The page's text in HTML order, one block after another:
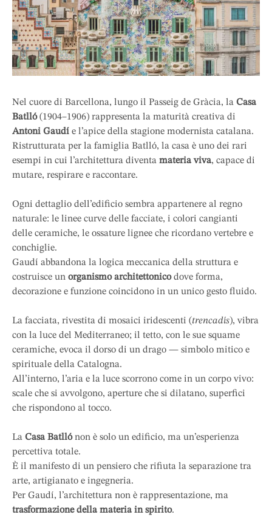
Nel cuore di Barcellona, lungo il Passeig de Gràcia, la Casa
Batlló(1904–1906) rappresenta la maturità creativa di
Antoni Gaudí e l’apice della stagione modernista catalana.
Ristrutturata per la famiglia Batlló, la casa è uno dei rari
esempi in cui l’architettura diventa materia viva, capace di
mutare, respirare e raccontare.
Ogni dettaglio dell’edificio sembra appartenere al regno
naturale: le linee curve delle facciate, i colori cangianti
delle ceramiche, le ossature lignee che ricordano vertebre e
conchiglie.
Gaudí abbandona la logica meccanica della struttura e
costruisce un organismo architettonicodove forma,
decorazione e funzione coincidono in un unico gesto fluido.
La facciata, rivestita di mosaici iridescenti (trencadís), vibra
con la luce del Mediterraneo; il tetto, con le sue squame
ceramiche, evoca il dorso di un drago — simbolo mitico e
spirituale della Catalogna.
All’interno, l’aria e la luce scorrono come in un corpo vivo:
scale che si avvolgono, aperture che si dilatano, superfici
che rispondono al tocco.
La Casa Batllónon è solo un edificio, ma un’esperienza
percettiva totale.
È il manifesto di un pensiero che rifiuta la separazione tra
arte, artigianato e ingegneria.
Per Gaudí, l’architettura non è rappresentazione, ma
trasformazione della materia in spirito.